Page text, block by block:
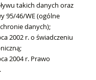
takich danych oraz
95/46/WE (ogólne
danych);
2002 r. o świadczeniu
2004 r. Prawo